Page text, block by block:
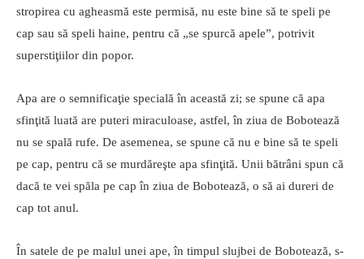
stropirea cu agheasmă este permisă, nu este bine să te speli pe
cap sau să speli haine, pentru că „se spurcă apele”, potrivit
superstiţiilor din popor.
Apa are o semnificaţie specială în această zi; se spune că apa
sfinţită luată are puteri miraculoase, astfel, în ziua de Bobotează
nu se spală rufe. De asemenea, se spune că nu e bine să te speli
pe cap, pentru că se murdăreşte apa sfinţită. Unii bătrâni spun că
dacă te vei spăla pe cap în ziua de Bobotează, o să ai dureri de
cap tot anul.
În satele de pe malul unei ape, în timpul slujbei de Bobotează, s-